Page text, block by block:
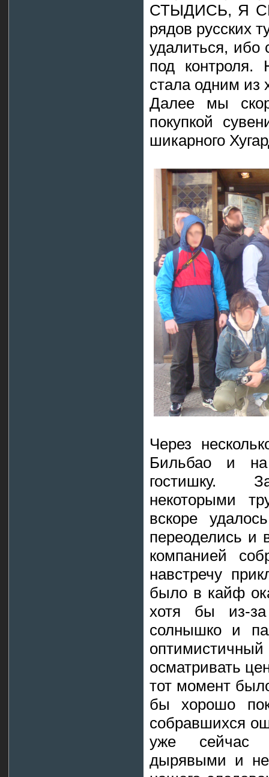
СТЫДИСЬ, Я
рядов русских
удалиться, ибо
под
стала одним из
Далее мы
покупкой
шикарного
Через
Бильбао и
гостишку.
некоторыми
вскоре
переоделись и
компанией
навстречу
было в кайф
хотя бы из-
солнышко и
осматривать
тот момент
бы хорошо
собравшихся
уже сейчас
дырявыми и